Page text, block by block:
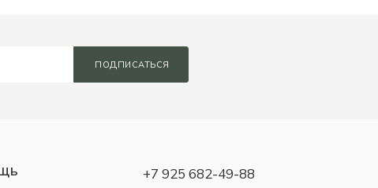
ПОДПИСАТЬСЯ
+7 925 682-49-88